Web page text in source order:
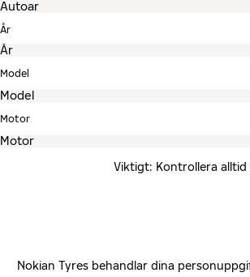
År
Model
Motor
Viktigt: Kontrollera
Nokian Tyres behandlar dina